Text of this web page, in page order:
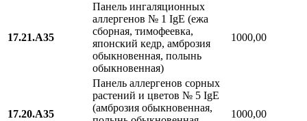
17.21.A35
Панель ингаляционных
аллергенов № 1 IgE (ежа
сборная, тимофеевка,
японский кедр, амброзия
обыкновенная, полынь
обыкновенная)
1000,00
17.20.A35
Панель аллергенов сорных
растений и цветов № 5 IgE
(амброзия обыкновенная,
1000,00